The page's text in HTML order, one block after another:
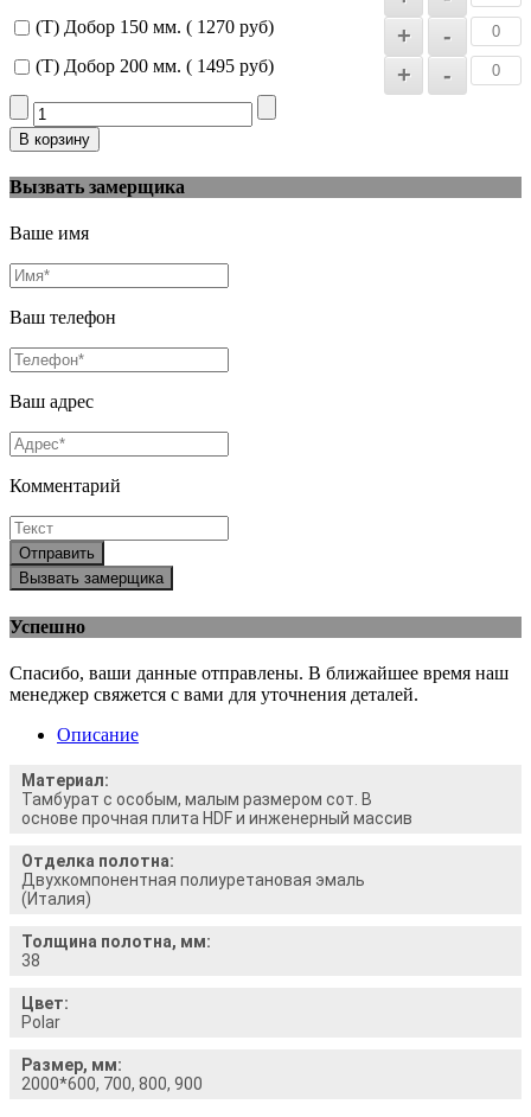
(Т) Добор 150 мм. ( 1270 руб)
(Т) Добор 200 мм. ( 1495 руб)
Вызвать замерщика
Ваше имя
Ваш телефон
Ваш адрес
Комментарий
Отправить
Вызвать замерщика
Успешно
Спасибо, ваши данные отправлены. В ближайшее время наш
менеджер свяжется с вами для уточнения деталей.
Описание
Материал:
Тамбурат с особым, малым размером сот. В
основе прочная плита HDF и инженерный массив
Отделка полотна:
Двухкомпонентная полиуретановая эмаль
(Италия)
Толщина полотна, мм:
38
Цвет:
Polar
Размер, мм:
2000*600, 700, 800, 900